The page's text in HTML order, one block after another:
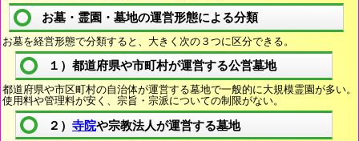
お墓・霊園・墓地の運営形態による分類
お墓を経営形態で分類すると、大きく次の３つに区分できる。
１）都道府県や市町村が運営する公営墓地
都道府県や市区町村の自治体が運営する墓地で一般的に大規模霊園が多い。
使用料や管理料が安く、宗旨・宗派についての制限がない。
２） 寺院や宗教法人が運営する墓地